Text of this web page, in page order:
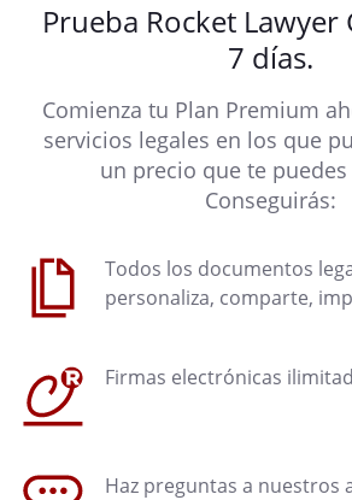
Prueba Rocket Lawyer
7 días.
Comienza tu Plan Premium
servicios legales en los que
un precio que te
Conseguirás:
Todos los documentos
personaliza, comparte,
Firmas electrónicas
Haz preguntas a nuestros